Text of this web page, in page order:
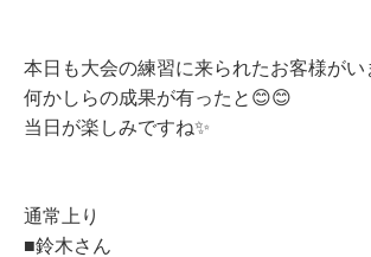
本日も大会の練習に来られたお客様がい
何かしらの成果が有ったと😊😊
当日が楽しみですね✨
通常上り
■鈴木さん